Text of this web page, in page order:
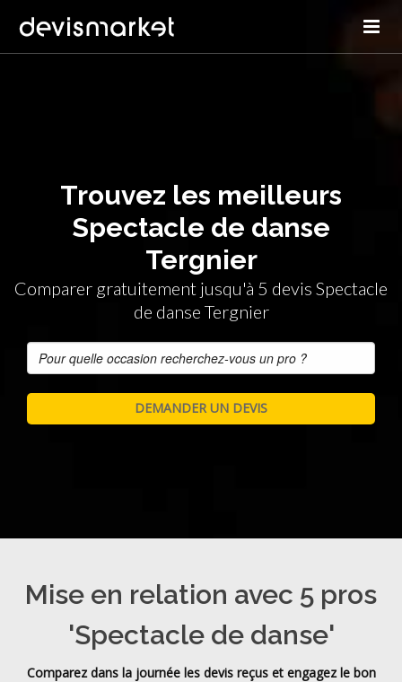
Trouvez les meilleurs
Spectacle de danse
Tergnier
Comparer gratuitement jusqu'à 5 devis Spectacle
de danse Tergnier
Mise en relation avec 5 pros
'Spectacle de danse'
Comparez dans la journée les devis reçus et engagez le bon